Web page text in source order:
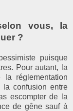
vous, la
?
puisque
Pour autant, la
la réglementation
confusion entre
escompter de la
de gêne sauf à